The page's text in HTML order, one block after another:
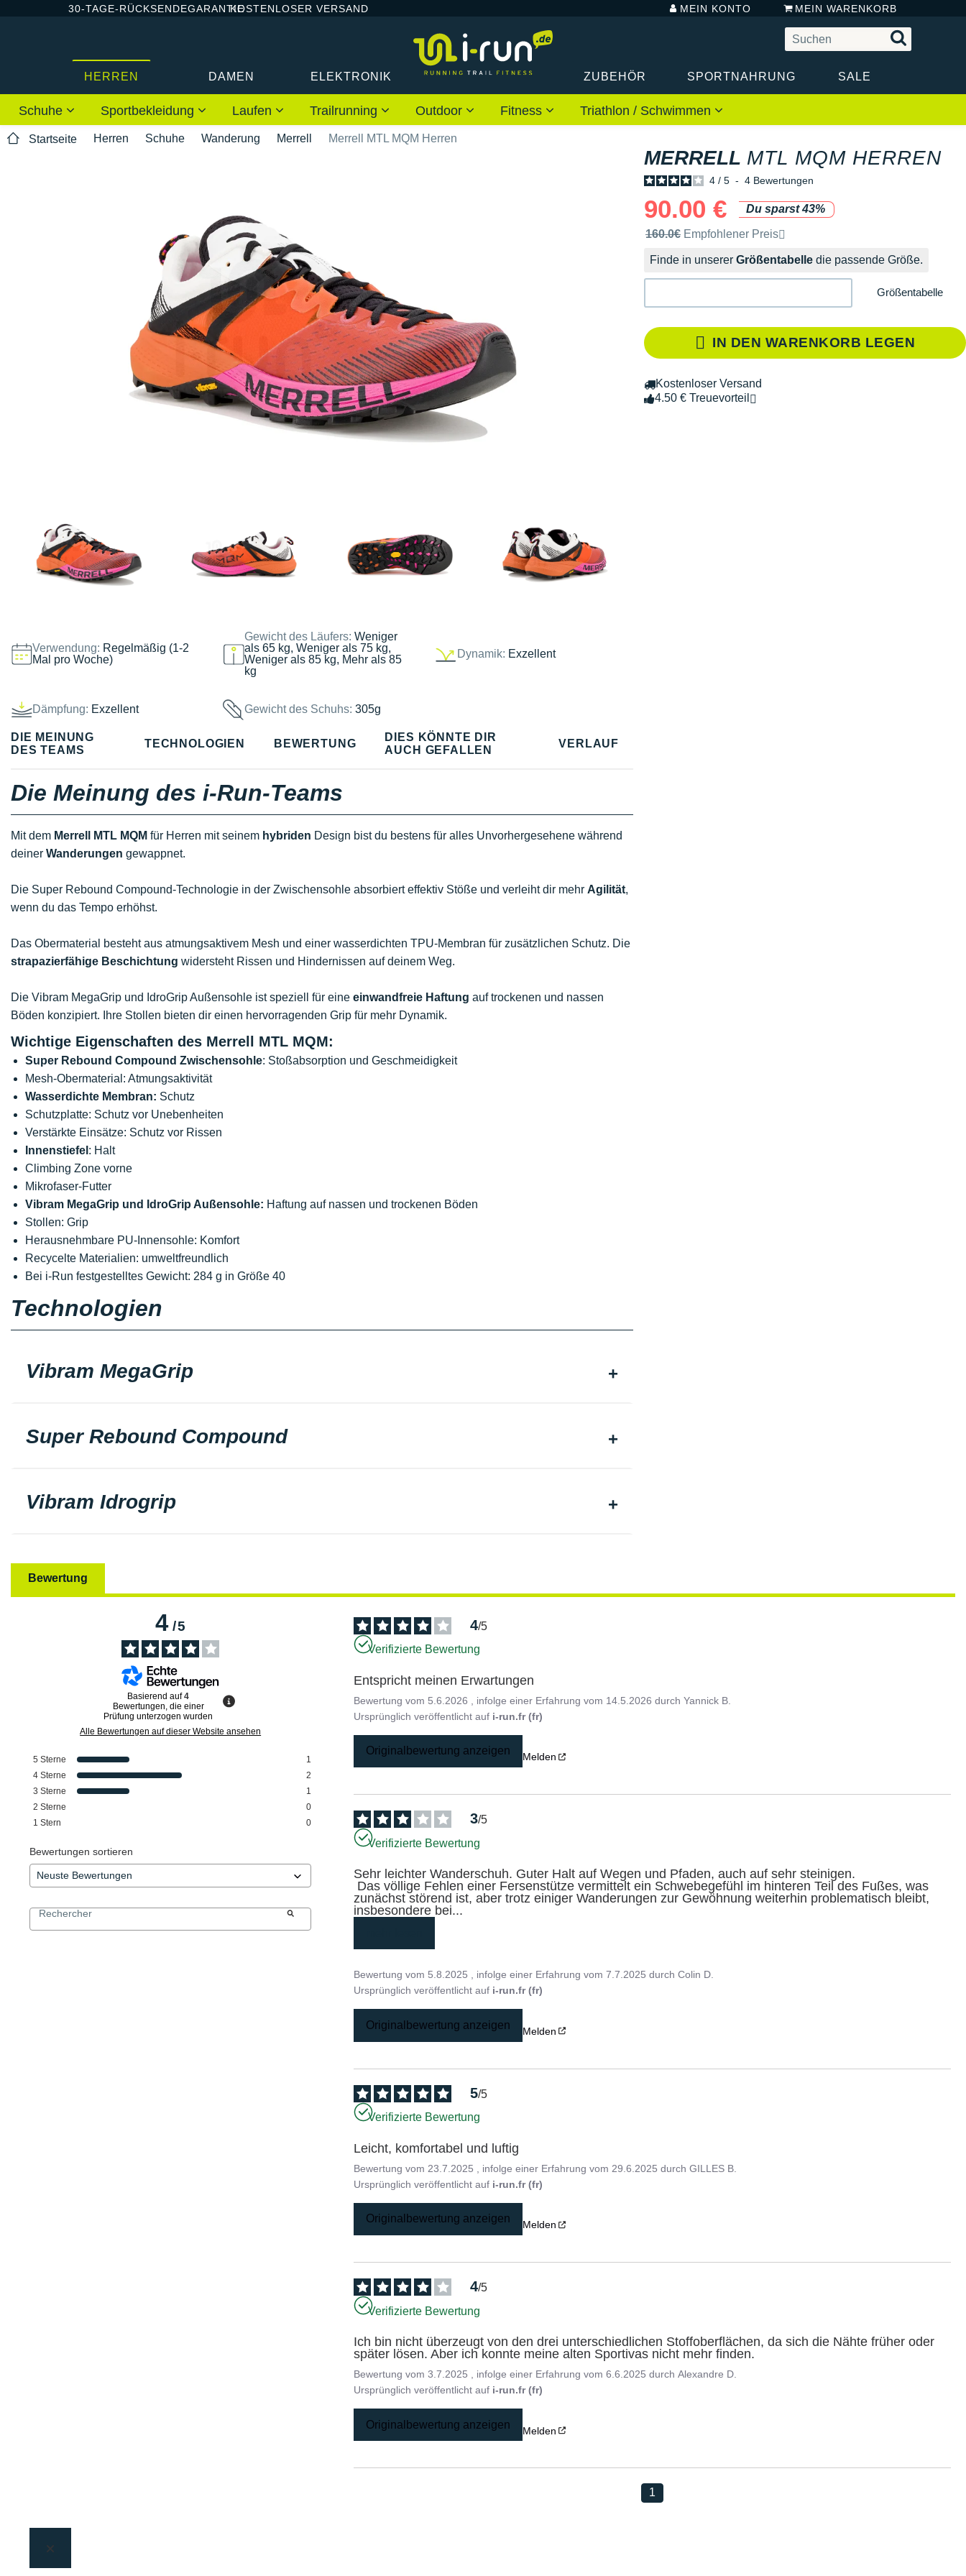
30-TAGE-RÜCKSENDEGARANTIEKOSTENLOSER VERSAND MEIN KONTO MEIN WARENKORB
HERREN DAMEN ELEKTRONIK ZUBEHÖR SPORTNAHRUNG SALE
Schuhe Sportbekleidung Laufen Trailrunning Outdoor Fitness Triathlon / Schwimmen
Startseite Herren Schuhe Wanderung Merrell Merrell MTL MQM Herren
Verwendung: Regelmäßig (1-2
Mal pro Woche)
Gewicht des Läufers:Weniger
als 65 kg, Weniger als 75 kg,
Weniger als 85 kg, Mehr als 85
kg
Dynamik: Exzellent
Dämpfung: Exzellent Gewicht des Schuhs:305g
MERRELL MTL MQM HERREN
4 / 5 - 4 Bewertungen
90.00 €
Du sparst 43%
Unverbindliche Preisempfehlung der Marke
160.0€ Empfohlener Preis
Finde in unserer Größentabelle die passende Größe.
Größentabelle
IN DEN WARENKORB LEGEN
Kostenloser Versand
4.50 € Treuevorteil
DIE MEINUNG
DES TEAMS
TECHNOLOGIEN BEWERTUNG
DIES KÖNNTE DIR
AUCH GEFALLEN
VERLAUF
Die Meinung des i-Run-Teams
Mit dem Merrell MTL MQM für Herren mit seinem hybriden Design bist du bestens für alles Unvorhergesehene während
deiner Wanderungen gewappnet.
Die Super Rebound Compound-Technologie in der Zwischensohle absorbiert effektiv Stöße und verleiht dir mehr Agilität,
wenn du das Tempo erhöhst.
Das Obermaterial besteht aus atmungsaktivem Mesh und einer wasserdichten TPU-Membran für zusätzlichen Schutz. Die
strapazierfähige Beschichtung widersteht Rissen und Hindernissen auf deinem Weg.
Die Vibram MegaGrip und IdroGrip Außensohle ist speziell für eine einwandfreie Haftung auf trockenen und nassen
Böden konzipiert. Ihre Stollen bieten dir einen hervorragenden Grip für mehr Dynamik.
Wichtige Eigenschaften des Merrell MTL MQM:
Super Rebound Compound Zwischensohle: Stoßabsorption und Geschmeidigkeit
Mesh-Obermaterial: Atmungsaktivität
Wasserdichte Membran: Schutz
Schutzplatte: Schutz vor Unebenheiten
Verstärkte Einsätze: Schutz vor Rissen
Innenstiefel : Halt
Climbing Zone vorne
Mikrofaser-Futter
Vibram MegaGrip und IdroGrip Außensohle: Haftung auf nassen und trockenen Böden
Stollen: Grip
Herausnehmbare PU-Innensohle: Komfort
Recycelte Materialien: umweltfreundlich
Bei i-Run festgestelltes Gewicht: 284 g in Größe 40
Technologien
Vibram MegaGrip
Super Rebound Compound
Vibram Idrogrip
Bewertung
4/5
Basierend auf4
Bewertungen, die einer
Prüfung unterzogen wurden
Alle Bewertungen auf dieser Website ansehen
5 Sterne
1
4 Sterne
2
3 Sterne
1
2 Sterne
0
1 Stern 0
Bewertungen sortieren
4/5
Verifizierte Bewertung
Entspricht meinen Erwartungen
Bewertung vom 5.6.2026 , infolge einer Erfahrung vom 14.5.2026 durchYannick B.
Ursprünglich veröffentlicht auf i-run.fr (fr)
Originalbewertung anzeigen Melden
3/5
Verifizierte Bewertung
Sehr leichter Wanderschuh. Guter Halt auf Wegen und Pfaden, auch auf sehr steinigen.
zunächst störend ist, aber trotz einiger Wanderungen zur Gewöhnung weiterhin problematisch bleibt,
insbesondere bei...
Bewertung vom 5.8.2025 , infolge einer Erfahrung vom7.7.2025 durchColin D.
Ursprünglich veröffentlicht auf i-run.fr (fr)
Originalbewertung anzeigen Melden
5/5
Verifizierte Bewertung
Leicht, komfortabel und luftig
Bewertung vom 23.7.2025 , infolge einer Erfahrung vom 29.6.2025 durchGILLES B.
Ursprünglich veröffentlicht auf i-run.fr (fr)
Originalbewertung anzeigen Melden
4/5
Verifizierte Bewertung
Ich bin nicht überzeugt von den drei unterschiedlichen Stoffoberflächen, da sich die Nähte früher oder
später lösen. Aber ich konnte meine alten Sportivas nicht mehr finden.
Bewertung vom3.7.2025 , infolge einer Erfahrung vom6.6.2025 durchAlexandre D.
Ursprünglich veröffentlicht auf i-run.fr (fr)
Originalbewertung anzeigen Melden
1